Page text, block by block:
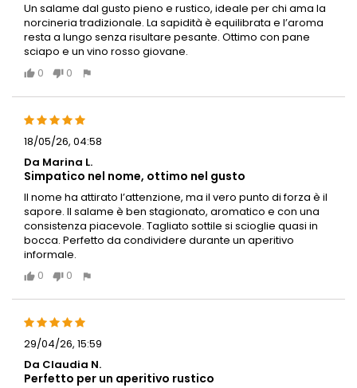
Un salame dal gusto pieno e rustico, ideale per chi ama la
norcineria tradizionale. La sapidità è equilibrata e l’aroma
resta a lungo senza risultare pesante. Ottimo con pane
sciapo e un vino rosso giovane.
0
0
18/05/26, 04:58
Da Marina L.
Simpatico nel nome, ottimo nel gusto
Il nome ha attirato l’attenzione, ma il vero punto di forza è il
sapore. Il salame è ben stagionato, aromatico e con una
consistenza piacevole. Tagliato sottile si scioglie quasi in
bocca. Perfetto da condividere durante un aperitivo
informale.
0
0
29/04/26, 15:59
Da Claudia N.
Perfetto per un aperitivo rustico